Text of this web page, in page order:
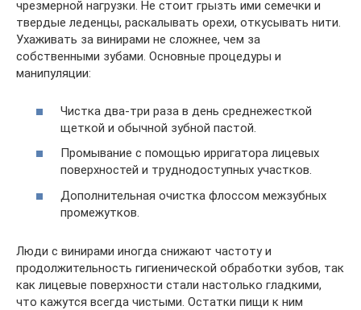
чрезмерной нагрузки. Не стоит грызть ими семечки и
твердые леденцы, раскалывать орехи, откусывать нити.
Ухаживать за винирами не сложнее, чем за
собственными зубами. Основные процедуры и
манипуляции:
Чистка два-три раза в день среднежесткой
щеткой и обычной зубной пастой.
Промывание с помощью ирригатора лицевых
поверхностей и труднодоступных участков.
Дополнительная очистка флоссом межзубных
промежутков.
Люди с винирами иногда снижают частоту и
продолжительность гигиенической обработки зубов, так
как лицевые поверхности стали настолько гладкими,
что кажутся всегда чистыми. Остатки пищи к ним